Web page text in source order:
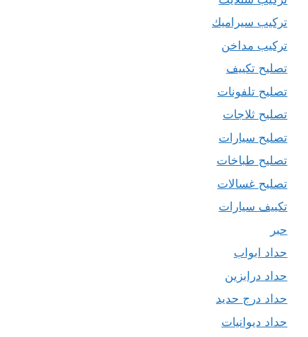
تركيب سيراميك
تركيب مداخن
تصليح تكييف
تصليح تلفونات
تصليح ثلاجات
تصليح سيارات
تصليح طباخات
تصليح غسالات
تكييف سيارات
حبر
حداد ابواب
حداد درابزين
حداد درج حديد
حداد ديوانيات